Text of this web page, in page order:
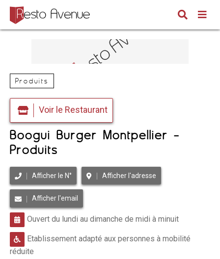
Produits
Voir le Restaurant
Boogui Burger Montpellier -
Produits
Afficher le N° Afficher l'adresse
Afficher l'email
Ouvert du lundi au dimanche de midi à minuit
Etablissement adapté aux personnes à mobilité
réduite